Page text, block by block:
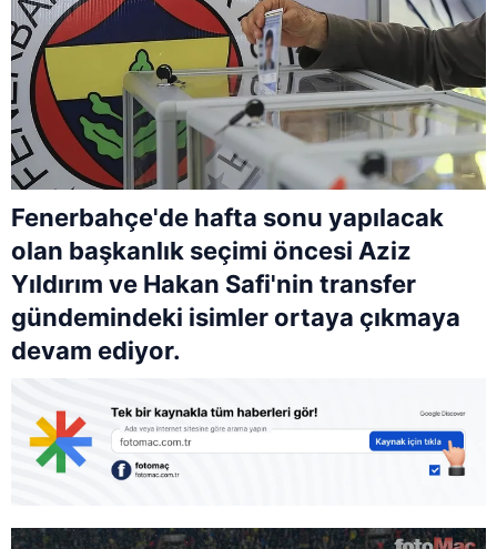
Fenerbahçe'de hafta sonu yapılacak
olan başkanlık seçimi öncesi Aziz
Yıldırım ve Hakan Safi'nin transfer
gündemindeki isimler ortaya çıkmaya
devam ediyor.